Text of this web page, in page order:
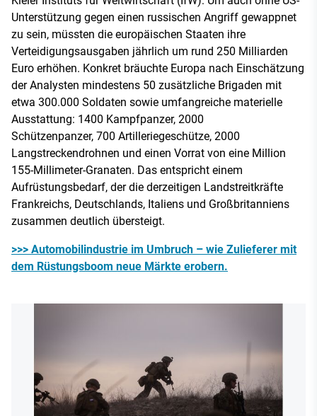
Unterstützung gegen einen russischen Angriff gewappnet
zu sein, müssten die europäischen Staaten ihre
Verteidigungsausgaben jährlich um rund 250 Milliarden
Euro erhöhen. Konkret bräuchte Europa nach Einschätzung
der Analysten mindestens 50 zusätzliche Brigaden mit
etwa 300.000 Soldaten sowie umfangreiche materielle
Ausstattung: 1400 Kampfpanzer, 2000
Schützenpanzer, 700 Artilleriegeschütze, 2000
Langstreckendrohnen und einen Vorrat von eine Million
155-Millimeter-Granaten. Das entspricht einem
Aufrüstungsbedarf, der die derzeitigen Landstreitkräfte
Frankreichs, Deutschlands, Italiens und Großbritanniens
zusammen deutlich übersteigt.
>>> Automobilindustrie im Umbruch – wie Zulieferer mit
dem Rüstungsboom neue Märkte erobern.